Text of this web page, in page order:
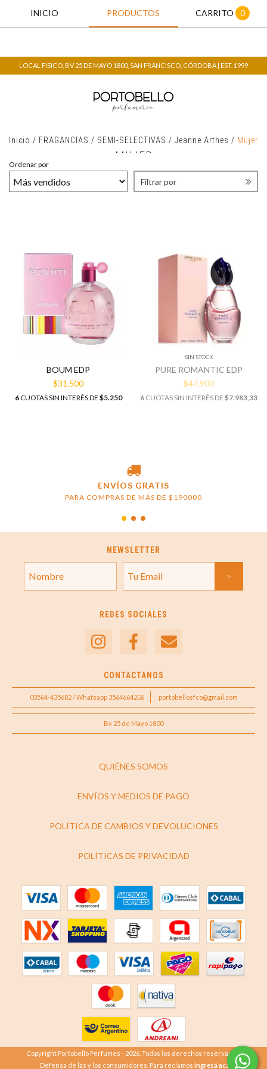
INICIO PRODUCTOS CARRITO 0
LOCAL FISICO, BV 25 DE MAYO 1800, SAN FRANCISCO, CÓRDOBA | EST. 1999
Inicio / FRAGANCIAS / SEMI-SELECTIVAS / Jeanne Arthes / Mujer
MUJER
Ordenar por
Filtrar por
BOUM EDP
$31.500
6CUOTAS SIN INTERÉS DE $5.250
SIN STOCK
PURE ROMANTIC EDP
$47.900
6 CUOTAS SIN INTERÉS DE $7.983,33
ENVÍOS GRATIS
PARA COMPRAS DE MÁS DE $190000
NEWSLETTER
REDES SOCIALES
CONTACTANOS
03564-435682 / Whatsapp 3564664206 portobellosfco@gmail.com
Bv 25 de Mayo 1800
QUIÉNES SOMOS
ENVÍOS Y MEDIOS DE PAGO
POLÍTICA DE CAMBIOS Y DEVOLUCIONES
POLÍTICAS DE PRIVACIDAD
Copyright Portobello Perfumes - 2026. Todos los derechos reservados.
Defensa de las y los consumidores. Para reclamos ingresá acá.